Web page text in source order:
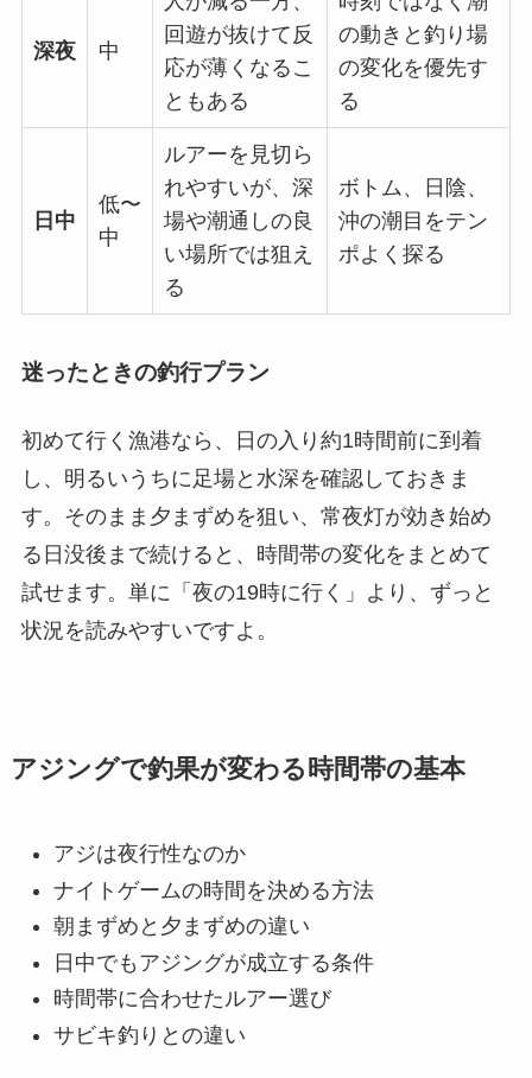
深夜 中
回遊が抜けて反
応が薄くなるこ
ともある
の動きと釣り場
の変化を優先す
る
日中
低〜
中
ルアーを見切ら
れやすいが、深
場や潮通しの良
い場所では狙え
る
ボトム、日陰、
沖の潮目をテン
ポよく探る
迷ったときの釣行プラン
初めて行く漁港なら、日の入り約1時間前に到着
し、明るいうちに足場と水深を確認しておきま
す。そのまま夕まずめを狙い、常夜灯が効き始め
る日没後まで続けると、時間帯の変化をまとめて
試せます。単に「夜の19時に行く」より、ずっと
状況を読みやすいですよ。
アジングで釣果が変わる時間帯の基本
アジは夜行性なのか
ナイトゲームの時間を決める方法
朝まずめと夕まずめの違い
日中でもアジングが成立する条件
時間帯に合わせたルアー選び
サビキ釣りとの違い